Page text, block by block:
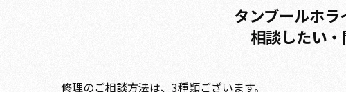
タンブールホ
相談したい
修理のご相談方法は、3種類ございます。